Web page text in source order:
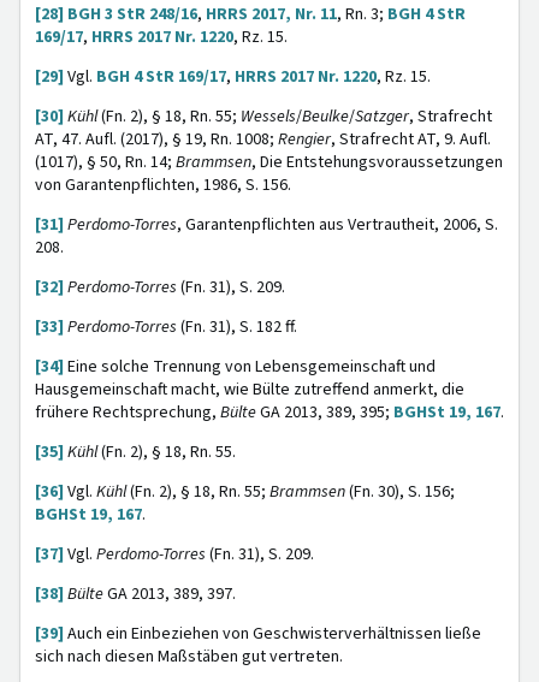
[28] BGH 3 StR 248/16, HRRS 2017, Nr. 11, Rn. 3; BGH 4 StR
169/17, HRRS 2017 Nr. 1220, Rz. 15.
[29] Vgl. BGH 4 StR 169/17, HRRS 2017 Nr. 1220, Rz. 15.
[30] Kühl(Fn. 2), § 18, Rn. 55; Wessels/Beulke/Satzger, Strafrecht
AT, 47. Aufl. (2017), § 19, Rn. 1008; Rengier, Strafrecht AT, 9. Aufl.
(1017), § 50, Rn. 14; Brammsen, Die Entstehungsvoraussetzungen
von Garantenpflichten, 1986, S. 156.
[31] Perdomo-Torres, Garantenpflichten aus Vertrautheit, 2006, S.
208.
[32] Perdomo-Torres (Fn. 31), S. 209.
[33] Perdomo-Torres (Fn. 31), S. 182 ff.
[34] Eine solche Trennung von Lebensgemeinschaft und
Hausgemeinschaft macht, wie Bülte zutreffend anmerkt, die
frühere Rechtsprechung, BülteGA 2013, 389, 395; BGHSt 19, 167.
[35] Kühl(Fn. 2), § 18, Rn. 55.
[36] Vgl. Kühl(Fn. 2), § 18, Rn. 55; Brammsen(Fn. 30), S. 156;
BGHSt 19, 167.
[37] Vgl. Perdomo-Torres (Fn. 31), S. 209.
[38] BülteGA 2013, 389, 397.
[39] Auch ein Einbeziehen von Geschwisterverhältnissen ließe
sich nach diesen Maßstäben gut vertreten.